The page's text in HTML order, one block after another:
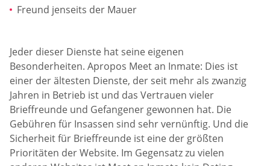
Freund jenseits der Mauer
Jeder dieser Dienste hat seine eigenen
Besonderheiten. Apropos Meet an Inmate: Dies ist
einer der ältesten Dienste, der seit mehr als zwanzig
Jahren in Betrieb ist und das Vertrauen vieler
Brieffreunde und Gefangener gewonnen hat. Die
Gebühren für Insassen sind sehr vernünftig. Und die
Sicherheit für Brieffreunde ist eine der größten
Prioritäten der Website. Im Gegensatz zu vielen